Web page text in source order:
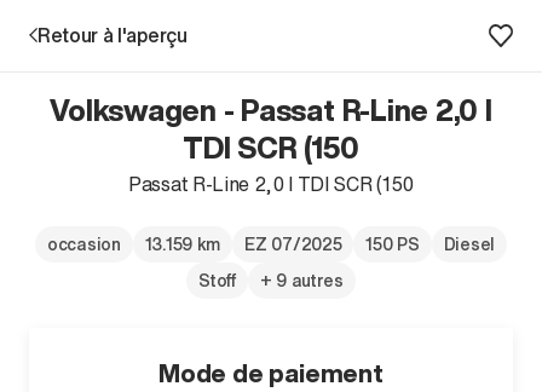
Prestations
Succursales
Recherche d'un véhicule
Entreprise & Carrière
Retour à l'aperçu
Volkswagen - Passat R-Line 2,0 l
TDI SCR (150
Passat R-Line 2,0 l TDI SCR (150
occasion 13.159 km EZ 07/2025 150 PS
Diesel
Stoff
+ 9 autres
Mode de paiement